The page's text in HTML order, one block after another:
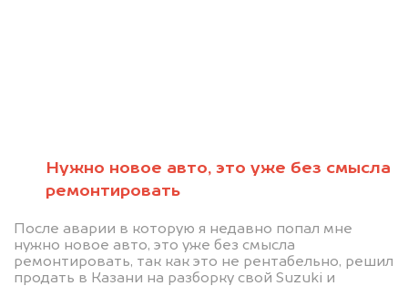
Нужно новое авто, это уже без смысла
ремонтировать
После аварии в которую я недавно попал мне
нужно новое авто, это уже без смысла
ремонтировать, так как это не рентабельно, решил
продать в Казани на разборку свой Suzuki и
Мы консультируем
БЕСПЛАТНО.